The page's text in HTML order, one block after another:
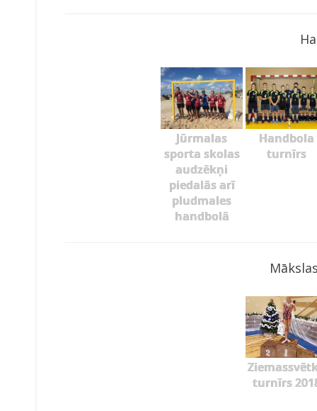
Jūrmalas
sporta skolas
audzēkņi
piedalās arī
pludmales
handbolā
Handbola
turnīrs
turnīrs